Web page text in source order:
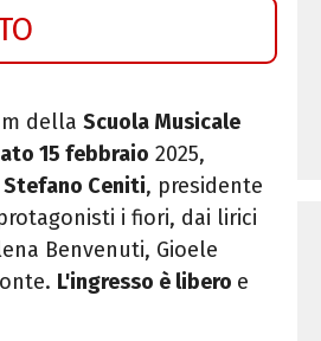
della Scuola Musicale
15 febbraio 2025,
Stefano Ceniti, presidente
i fiori, dai lirici
Benvenuti, Gioele
L'ingresso è libero e